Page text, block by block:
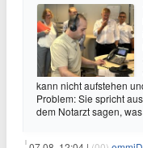
kann nicht aufstehen
Problem: Sie spricht
dem Notarzt sagen,